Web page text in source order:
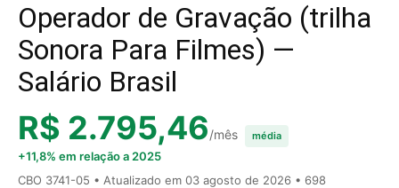
Operador de Gravação (trilha
Sonora Para Filmes) —
Salário Brasil
R$ 2.795,46/mês média
+11,8% em relação a 2025
CBO 3741-05 • Atualizado em 03 agosto de 2026 • 698